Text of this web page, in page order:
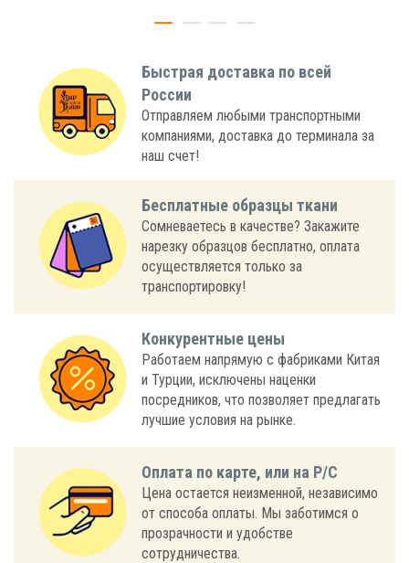
Быстрая доставка по всей
России
Отправляем любыми транспортными
компаниями, доставка до терминала за
наш счет!
Бесплатные образцы ткани
Сомневаетесь в качестве? Закажите
нарезку образцов бесплатно, оплата
осуществляется только за
транспортировку!
Конкурентные цены
Работаем напрямую с фабриками Китая
и Турции, исключены наценки
посредников, что позволяет предлагать
лучшие условия на рынке.
Оплата по карте, или на Р/С
Цена остается неизменной, независимо
от способа оплаты. Мы заботимся о
прозрачности и удобстве
сотрудничества.